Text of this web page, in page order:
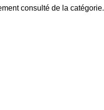
consulté de la catégorie.